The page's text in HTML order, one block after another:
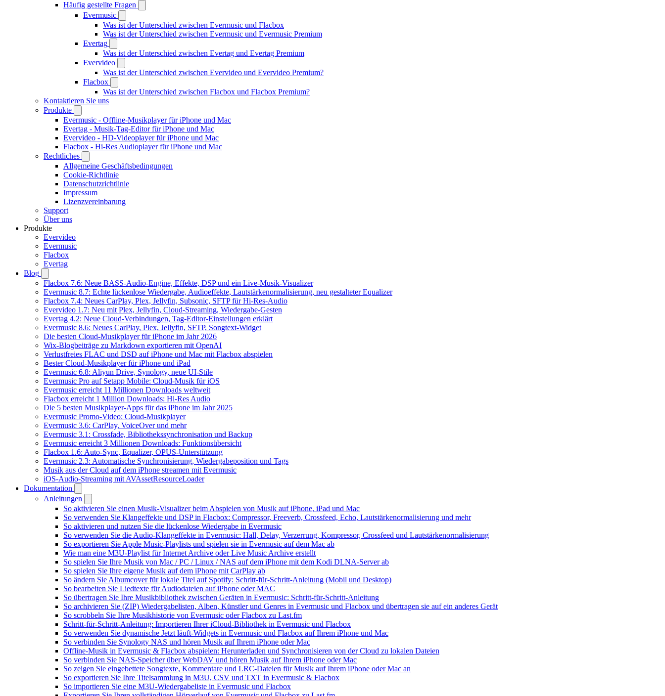
Häufig gestellte Fragen
Evermusic
Was ist der Unterschied zwischen Evermusic und Flacbox
Was ist der Unterschied zwischen Evermusic und Evermusic Premium
Evertag
Was ist der Unterschied zwischen Evertag und Evertag Premium
Evervideo
Was ist der Unterschied zwischen Evervideo und Evervideo Premium?
Flacbox
Was ist der Unterschied zwischen Flacbox und Flacbox Premium?
Kontaktieren Sie uns
Produkte
Evermusic - Offline-Musikplayer für iPhone und Mac
Evertag - Musik-Tag-Editor für iPhone und Mac
Evervideo - HD-Videoplayer für iPhone und Mac
Flacbox - Hi-Res Audioplayer für iPhone und Mac
Rechtliches
Allgemeine Geschäftsbedingungen
Cookie-Richtlinie
Datenschutzrichtlinie
Impressum
Lizenzvereinbarung
Support
Über uns
Produkte
Evervideo
Evermusic
Flacbox
Evertag
Blog
Flacbox 7.6: Neue BASS-Audio-Engine, Effekte, DSP und ein Live-Musik-Visualizer
Evermusic 8.7: Echte lückenlose Wiedergabe, Audioeffekte, Lautstärkenormalisierung, neu gestalteter Equalizer
Flacbox 7.4: Neues CarPlay, Plex, Jellyfin, Subsonic, SFTP für Hi-Res-Audio
Evervideo 1.7: Neu mit Plex, Jellyfin, Cloud-Streaming, Wiedergabe-Gesten
Evertag 4.2: Neue Cloud-Verbindungen, Tag-Editor-Einstellungen erklärt
Evermusic 8.6: Neues CarPlay, Plex, Jellyfin, SFTP, Songtext-Widget
Die besten Cloud-Musikplayer für iPhone im Jahr 2026
Wix-Blogbeiträge zu Markdown exportieren mit OpenAI
Verlustfreies FLAC und DSD auf iPhone und Mac mit Flacbox abspielen
Bester Cloud-Musikplayer für iPhone und iPad
Evermusic 6.8: Aliyun Drive, Synology, neue UI-Stile
Evermusic Pro auf Setapp Mobile: Cloud-Musik für iOS
Evermusic erreicht 11 Millionen Downloads weltweit
Flacbox erreicht 1 Million Downloads: Hi-Res Audio
Die 5 besten Musikplayer-Apps für das iPhone im Jahr 2025
Evermusic Promo-Video: Cloud-Musikplayer
Evermusic 3.6: CarPlay, VoiceOver und mehr
Evermusic 3.1: Crossfade, Bibliothekssynchronisation und Backup
Evermusic erreicht 3 Millionen Downloads: Funktionsübersicht
Flacbox 1.6: Auto-Sync, Equalizer, OPUS-Unterstützung
Evermusic 2.3: Automatische Synchronisierung, Wiedergabeposition und Tags
Musik aus der Cloud auf dem iPhone streamen mit Evermusic
iOS-Audio-Streaming mit AVAssetResourceLoader
Dokumentation
Anleitungen
So aktivieren Sie einen Musik-Visualizer beim Abspielen von Musik auf iPhone, iPad und Mac
So verwenden Sie Klangeffekte und DSP in Flacbox: Compressor, Freeverb, Crossfeed, Echo, Lautstärkenormalisierung und mehr
So aktivieren und nutzen Sie die lückenlose Wiedergabe in Evermusic
So verwenden Sie die Audio-Klangeffekte in Evermusic: Hall, Delay, Verzerrung, Kompressor, Crossfeed und Lautstärkenormalisierung
So exportieren Sie Apple Music-Playlists und spielen sie in Evermusic auf dem Mac ab
Wie man eine M3U-Playlist für Internet Archive oder Live Music Archive erstellt
So spielen Sie Ihre Musik von Mac / PC / Linux / NAS auf dem iPhone mit dem Kodi DLNA-Server ab
So spielen Sie Ihre eigene Musik auf dem iPhone mit CarPlay ab
So ändern Sie Albumcover für lokale Titel auf Spotify: Schritt-für-Schritt-Anleitung (Mobil und Desktop)
So bearbeiten Sie Liedtexte für Audiodateien auf iPhone oder MAC
So übertragen Sie Ihre Musikbibliothek zwischen Geräten in Evermusic: Schritt-für-Schritt-Anleitung
So archivieren Sie (ZIP) Wiedergabelisten, Alben, Künstler und Genres in Evermusic und Flacbox und übertragen sie auf ein anderes Gerät
So scrobbeln Sie Ihre Musikhistorie von Evermusic oder Flacbox zu Last.fm
Schritt-für-Schritt-Anleitung: Importieren Ihrer iCloud-Bibliothek in Evermusic und Flacbox
So verwenden Sie dynamische Jetzt läuft-Widgets in Evermusic und Flacbox auf Ihrem iPhone und Mac
So verbinden Sie Synology NAS und hören Musik auf Ihrem iPhone oder Mac
Offline-Musik in Evermusic & Flacbox abspielen: Herunterladen und Synchronisieren von der Cloud zu lokalen Dateien
So verbinden Sie NAS-Speicher über WebDAV und hören Musik auf Ihrem iPhone oder Mac
So zeigen Sie eingebettete Songtexte, Kommentare und LRC-Dateien für Musik auf Ihrem iPhone oder Mac an
So exportieren Sie Ihre Titelsammlung in M3U, CSV und TXT in Evermusic & Flacbox
So importieren Sie eine M3U-Wiedergabeliste in Evermusic und Flacbox